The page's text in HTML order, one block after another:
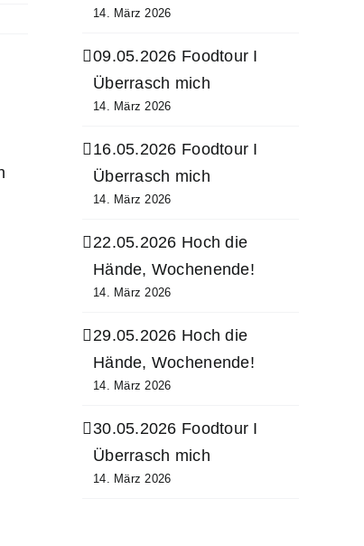
14. März 2026
09.05.2026 Foodtour I
Überrasch mich
14. März 2026
16.05.2026 Foodtour I
Überrasch mich
14. März 2026
22.05.2026 Hoch die
Hände, Wochenende!
14. März 2026
29.05.2026 Hoch die
Hände, Wochenende!
14. März 2026
30.05.2026 Foodtour I
Überrasch mich
14. März 2026